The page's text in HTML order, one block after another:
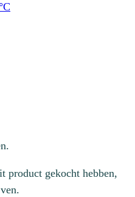
product gekocht hebben,